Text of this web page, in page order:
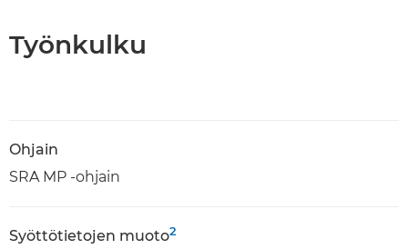
Työnkulku
Ohjain
SRA MP -ohjain
Syöttötietojen muoto2